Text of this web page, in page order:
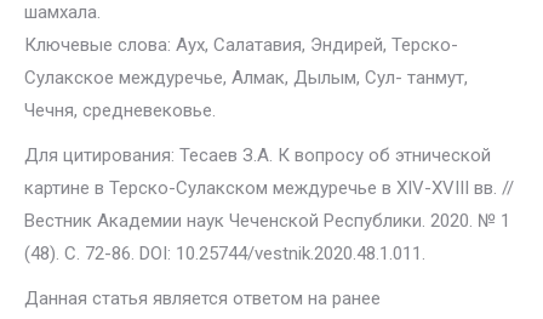
шамхала.
Ключевые слова: Аух, Салатавия, Эндирей, Терско-
Сулакское междуречье, Алмак, Дылым, Сул- танмут,
Чечня, средневековье.
Для цитирования: Тесаев З.А. К вопросу об этнической
картине в Терско-Сулакском междуречье в XIV-XVIII вв. //
Вестник Академии наук Чеченской Республики. 2020. № 1
(48). С. 72-86. DOI: 10.25744/vestnik.2020.48.1.011.
Данная статья является ответом на ранее